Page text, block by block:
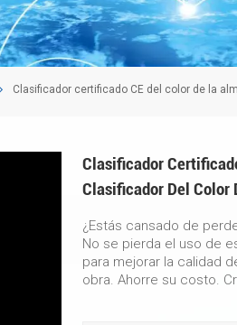
Clasificador certificado CE del color de la
Clasificador
Clasificador Del Color
¿Estás cansado de
No se pierda el uso de
para mejorar la calidad
obra. Ahorre su costo.